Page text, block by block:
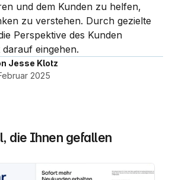
und dem Kunden zu helfen,
zu verstehen. Durch gezielte
Perspektive des Kunden
eingehen.
Jesse Klotz
2025
die Ihnen gefallen